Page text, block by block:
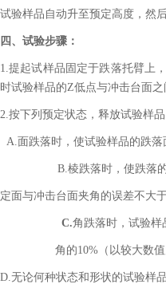
试验样品 自动升至预定高度，然
四、试验步骤：
1.提起试样品固定于跌落托臂上
时试验样品的Z低点与冲击台面之
2.按下列预定状态，释放试验样品
A.面跌落时，使试验样品的跌落
B.棱跌落时，使跌落
定面与冲击台面夹角的误差不大
C.角跌落时，试验样
角的10%（以较大数
D.无论何种状态和形状的试验样